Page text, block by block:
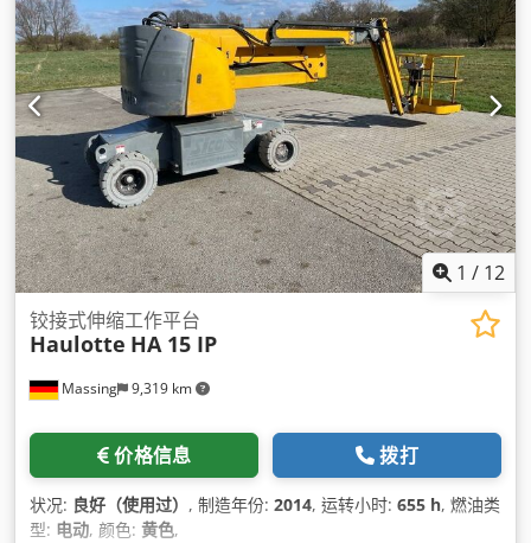
1 / 12
Massing 9,319 km
铰接式伸缩工作平台
Haulotte HA 15 IP
价格信息 拨打
状况: 良好（使用过） , 制造年份: 2014, 运转小时: 655 h, 燃油类
型: 电动, 颜色: 黄色,